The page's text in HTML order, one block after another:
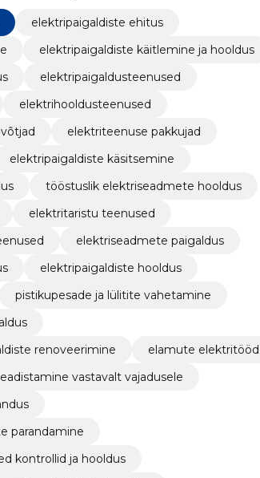
elektripaigaldiste ehitus
elektripaigaldiste käitlemine ja hooldus
elektripaigaldusteenused
elektrihooldusteenused
elektriteenuse pakkujad
elektripaigaldiste käsitsemine
tööstuslik elektriseadmete hooldus
elektritaristu teenused
elektriseadmete paigaldus
elektripaigaldiste hooldus
pistikupesade ja lülitite vahetamine
renoveerimine
elamute elektritööd
vastavalt vajadusele
parandamine
kontrollid ja hooldus